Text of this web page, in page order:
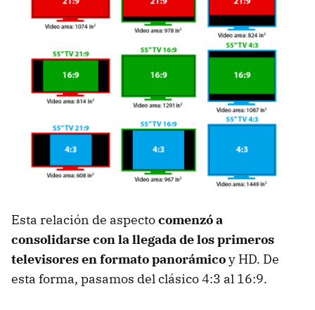
Esta relación de aspectocomenzó a
consolidarse con la llegada de los primeros
televisores en formato panorámicoy HD. De
esta forma, pasamos del clásico 4:3 al 16:9.